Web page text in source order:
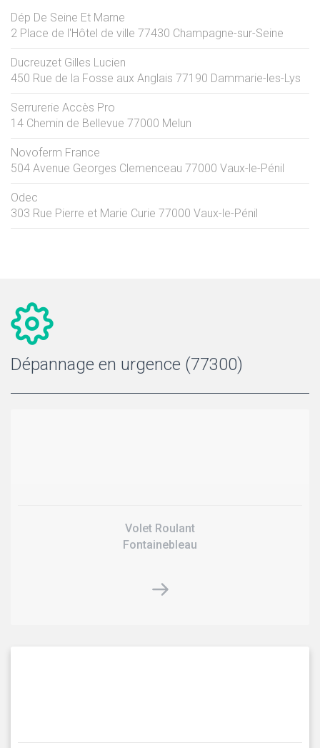
Dép De Seine Et Marne
2 Place de l'Hôtel de ville 77430 Champagne-sur-Seine
Ducreuzet Gilles Lucien
450 Rue de la Fosse aux Anglais 77190 Dammarie-les-Lys
Serrurerie Accès Pro
14 Chemin de Bellevue 77000 Melun
Novoferm France
504 Avenue Georges Clemenceau 77000 Vaux-le-Pénil
Odec
303 Rue Pierre et Marie Curie 77000 Vaux-le-Pénil
Dépannage en urgence (77300)
Volet Roulant
Fontainebleau